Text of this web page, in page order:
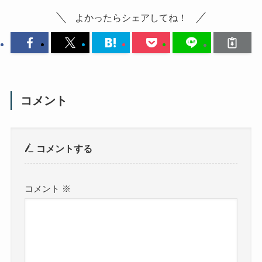
よかったらシェアしてね！
コメント
コメントする
コメント ※